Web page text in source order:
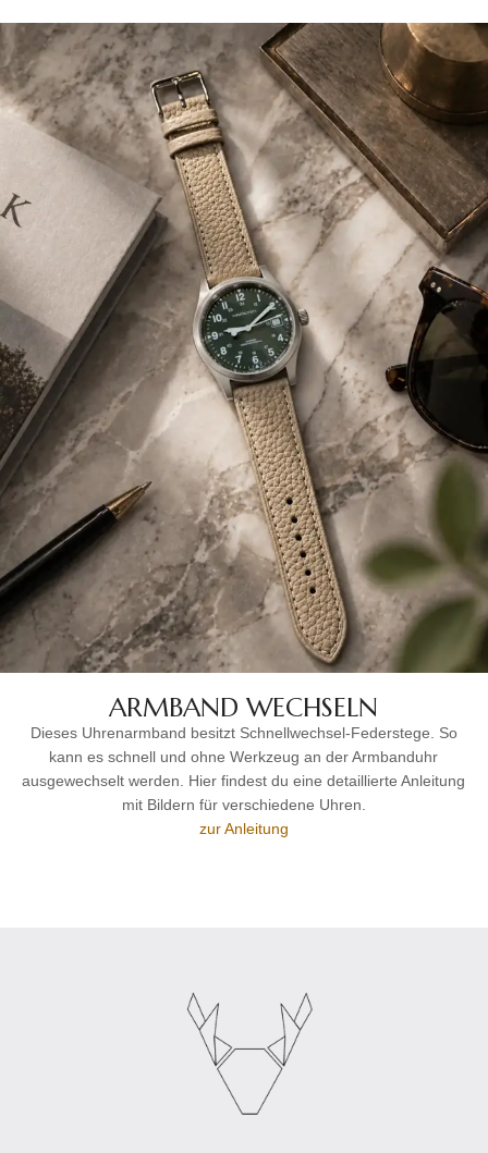
ARMBAND WECHSELN
Dieses Uhrenarmband besitzt Schnellwechsel-Federstege. So
kann es schnell und ohne Werkzeug an der Armbanduhr
ausgewechselt werden. Hier findest du eine detaillierte Anleitung
mit Bildern für verschiedene Uhren.
zur Anleitung